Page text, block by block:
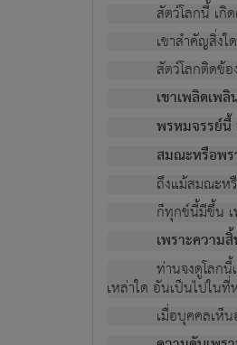
สัตว์โลกนี้ เ
เขาสำคัญสิ่ง
สัตว์โลกติดข้
เขาเพลิดเพ
พรหมจรรย์
สมณะหรือพ
ถึงแม้สมณะห
ก็ทุกข์นี้มีขึ้น
เพราะความ
ท่านจงดูโลก
เหล่าใด อันเป็นไปในที่
เมื่อบุคคลเห็